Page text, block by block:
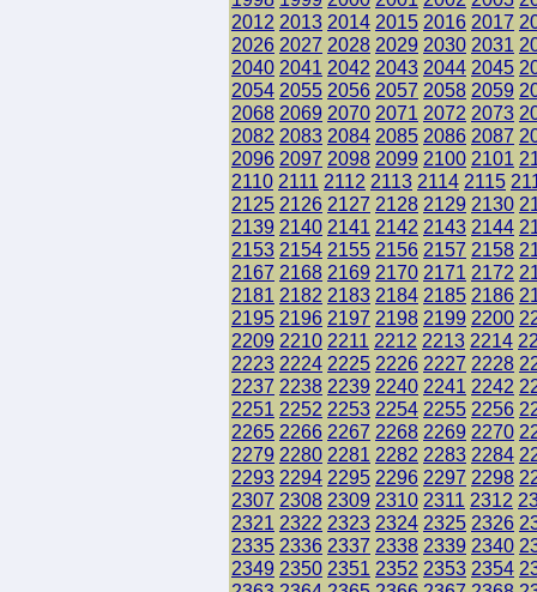
2012 2013 2014 2015 2016 2017
2026 2027 2028 2029 2030 2031
2040 2041 2042 2043 2044 2045
2054 2055 2056 2057 2058 2059
2068 2069 2070 2071 2072 2073
2082 2083 2084 2085 2086 2087
2096 2097 2098 2099 2100 2101
2110 2111 2112 2113 2114 2115
2125 2126 2127 2128 2129 2130
2139 2140 2141 2142 2143 2144
2153 2154 2155 2156 2157 2158
2167 2168 2169 2170 2171 2172
2181 2182 2183 2184 2185 2186
2195 2196 2197 2198 2199 2200
2209 2210 2211 2212 2213 2214
2223 2224 2225 2226 2227 2228
2237 2238 2239 2240 2241 2242
2251 2252 2253 2254 2255 2256
2265 2266 2267 2268 2269 2270
2279 2280 2281 2282 2283 2284
2293 2294 2295 2296 2297 2298
2307 2308 2309 2310 2311 2312
2321 2322 2323 2324 2325 2326
2335 2336 2337 2338 2339 2340
2349 2350 2351 2352 2353 2354